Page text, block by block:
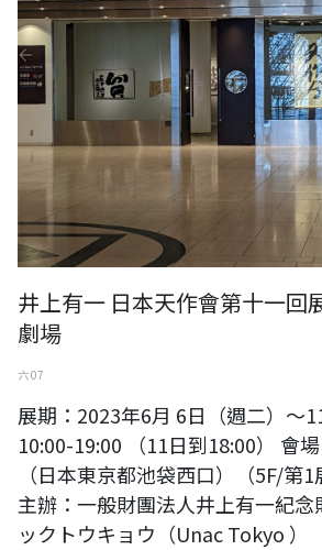
井上有一 日本天作會第十一回
劇場
六 07
展期：2023年6月 6日（週二）～
10:00-19:00 （11日到18:00） 會
（日本東京都池袋西口）（5F/第
主辦：一般財團法人井上有一紀念
ックトウキョウ（Unac Tokyo ）